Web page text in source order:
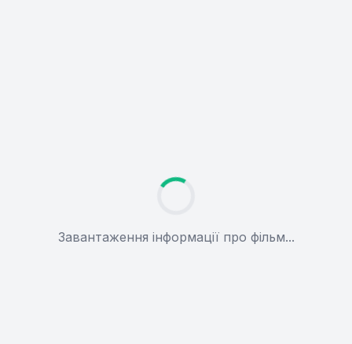
Завантаження інформації про фільм...